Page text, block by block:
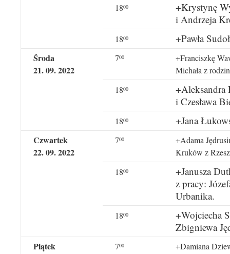
1800
+Krystynę
i Andrzeja
1800 +Pawła
Środa
21. 09. 2022
700
+Franciszkę
Michała z
1800
+Aleksandra
i Czesława
1800 +Jana
Czwartek
22. 09. 2022
700
+Adama
Kruków z
1800
+Janusza
z pracy:
Urbanika.
1800
+Wojciecha
Zbigniewa
Piątek
700
+Damiana